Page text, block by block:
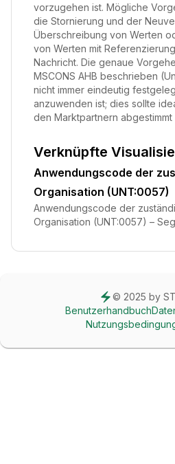
vorzugehen ist. Mögliche
die Stornierung und der
Überschreibung von Werten
von Werten mit
Nachricht. Die genaue
MSCONS AHB beschrieben
nicht immer eindeutig
anzuwenden ist; dies sollte
den Marktpartnern abgestimmt
Verknüpfte
Anwendungscode der
Organisation (UNT:0057)
Anwendungscode der
Organisation (UNT:0057) –
© 2025 by
Benutzerhandbuch